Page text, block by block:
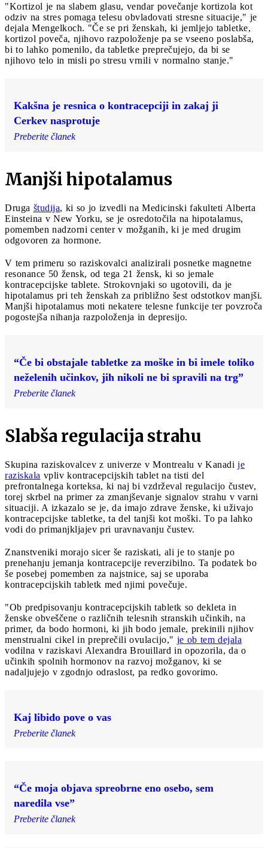
"Kortizol je na slabem glasu, vendar povečanje kortizola kot
odziv na stres pomaga telesu obvladovati stresne situacije," je
dejala Mengelkoch. "Če se pri ženskah, ki jemljejo tabletke,
kortizol poveča, njihovo razpoloženje pa se vseeno poslabša,
bi to lahko pomenilo, da tabletke preprečujejo, da bi se
njihovo telo in misli po stresu vrnili v normalno stanje."
Kakšna je resnica o kontracepciji in zakaj ji
Cerkev nasprotuje
Preberite članek
Manjši hipotalamus
Druga študija, ki so jo izvedli na Medicinski fakulteti Alberta
Einsteina v New Yorku, se je osredotočila na hipotalamus,
pomemben nadzorni center v možganih, ki je med drugim
odgovoren za hormone.
V tem primeru so raziskovalci analizirali posnetke magnetne
resonance 50 žensk, od tega 21 žensk, ki so jemale
kontracepcijske tablete. Strokovnjaki so ugotovili, da je
hipotalamus pri teh ženskah za približno šest odstotkov manjši.
Manjši hipotalamus moti nekatere telesne funkcije ter povzroča
pogostejša nihanja razpoloženja in depresijo.
“Če bi obstajale tabletke za moške in bi imele toliko
neželenih učinkov, jih nikoli ne bi spravili na trg”
Preberite članek
Slabša regulacija strahu
Skupina raziskovalcev z univerze v Montrealu v Kanadi je
raziskala vpliv kontracepcijskih tablet na tisti del
prefrontalnega korteksa, ki naj bi vzdrževal regulacijo čustev,
torej skrbel na primer za zmanjševanje signalov strahu v varni
situaciji. A izkazalo se je, da imajo zdrave ženske, ki uživajo
kontracepcijske tabletke, ta del tanjši kot moški. To pa lahko
vodi do primanjkljajev pri uravnavanju čustev.
Znanstveniki morajo sicer še raziskati, ali je to stanje po
prenehanju jemanja kontracepcije reverzibilno. Ta podatek bo
še posebej pomemben za najstnice, saj se uporaba
kontracepcijskih tabletk med njimi povečuje.
"Ob predpisovanju kontracepcijskih tabletk so dekleta in
ženske obveščene o različnih telesnih stranskih učinkih, na
primer, da bodo hormoni, ki jih bodo jemale, prekinili njihov
menstrualni cikel in preprečili ovulacijo," je ob tem dejala
vodilna v raziskavi Alexandra Brouillard in opozorila, da o
učinkih spolnih hormonov na razvoj možganov, ki se
nadaljujejo v zgodnjo odraslost, pa redko govorimo.
Kaj libido pove o vas
Preberite članek
“Če moja objava spreobrne eno osebo, sem
naredila vse”
Preberite članek